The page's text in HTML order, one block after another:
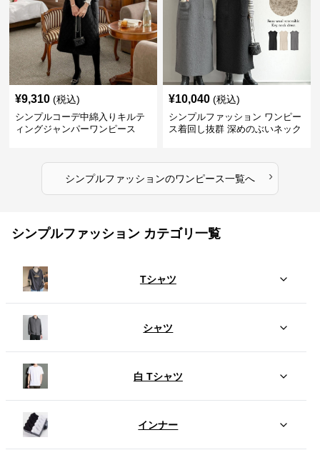
¥9,310 (税込)
シンプルコーデ中綿入りキルテ
ィングジャンパーワンピース
¥10,040 (税込)
シンプルファッション ワンピー
ス着回し抜群 深めのぶいネック
シンプルファッションのワンピース一覧へ ›
シンプルファッション カテゴリ一覧
Tシャツ
シャツ
白 Tシャツ
インナー